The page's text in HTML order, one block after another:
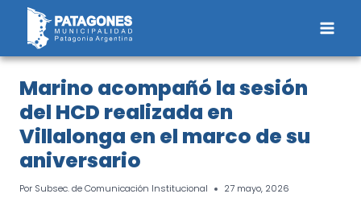
Saltar
contenido
Marino acompañó la sesión
del HCD realizada en
Villalonga en el marco de su
aniversario
Por Subsec. de Comunicación Institucional 27 mayo, 2026